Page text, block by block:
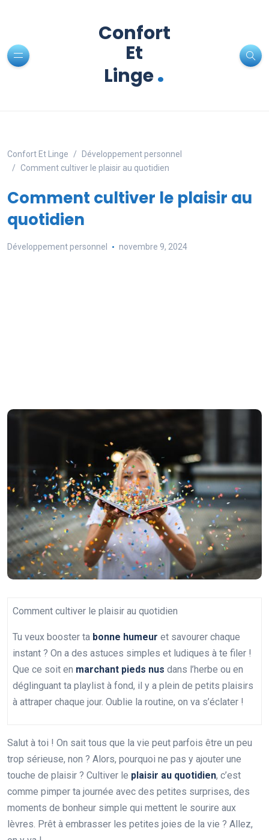
Confort
Et
Linge.
Confort Et Linge
Développement personnel
Comment cultiver le plaisir au quotidien
Comment cultiver le plaisir au
quotidien
Développement personnel novembre 9, 2024
Comment cultiver le plaisir au quotidien
Tu veux booster ta bonne humeur et savourer chaque
instant ? On a des astuces simples et ludiques à te filer !
Que ce soit en marchant pieds nus dans l’herbe ou en
déglinguant ta playlist à fond, il y a plein de petits plaisirs
à attraper chaque jour. Oublie la routine, on va s’éclater !
Salut à toi ! On sait tous que la vie peut parfois être un peu
trop sérieuse, non ? Alors, pourquoi ne pas y ajouter une
touche de plaisir ? Cultiver le plaisir au quotidien, c’est
comme pimper ta journée avec des petites surprises, des
moments de bonheur simple qui mettent le sourire aux
lèvres. Prêt à embrasser les petites joies de la vie ? Allez,